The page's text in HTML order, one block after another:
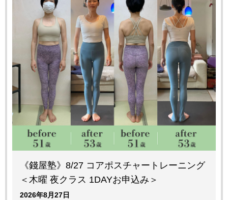
《錢屋塾》8/27 コアポスチャートレーニング
＜木曜 夜クラス 1DAYお申込み＞
2026年8月27日